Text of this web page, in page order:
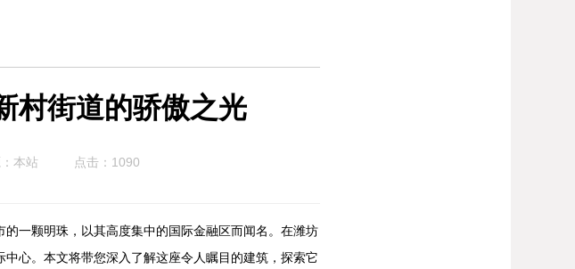
街道的骄傲之光
本站 点击：1090
一颗明珠，以其高度集中的国际金融区而闻名。在潍坊
心。本文将带您深入了解这座令人瞩目的建筑，探索它